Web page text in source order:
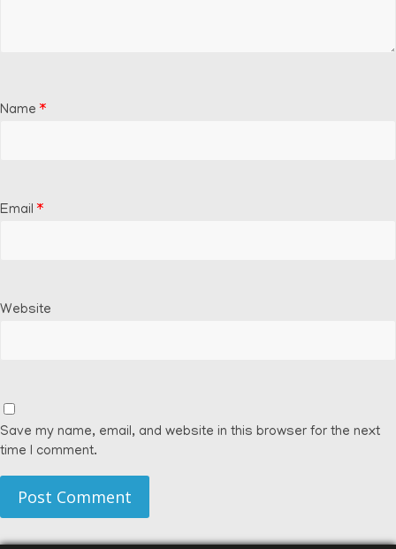
Name *
Email *
Website
Save my name, email, and website in this browser for the next
time I comment.